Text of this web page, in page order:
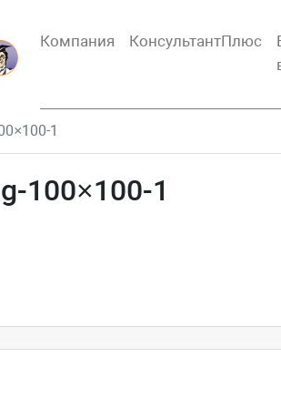
Компания КонсультантПлюс
1
100×100-1